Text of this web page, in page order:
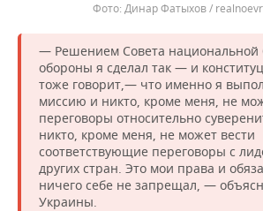
Динар Фатыхов /
— Решением Совета национальной
обороны я сделал так — и
тоже говорит,— что именно я
миссию и никто, кроме меня, не
переговоры относительно
никто, кроме меня, не может вести
соответствующие переговоры с
других стран. Это мои права и
ничего себе не запрещал, —
Украины.